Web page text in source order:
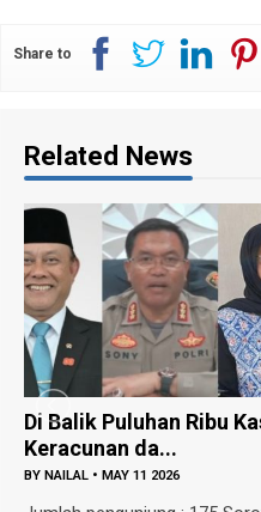
Share to
Related News
Di Balik Puluhan Ribu Kasus
Keracunan da...
NAILAL •MAY 11 2026